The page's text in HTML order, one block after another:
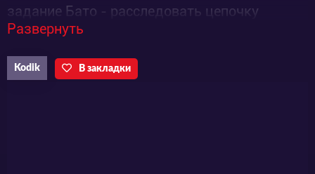
задание Бато - расследовать цепочку
суицида женщин андроидов, популярной
марки "геноид". Вместе с офицером Тогусой,
Бато выясняет причину столь странного
Развернуть
Kodik В закладки